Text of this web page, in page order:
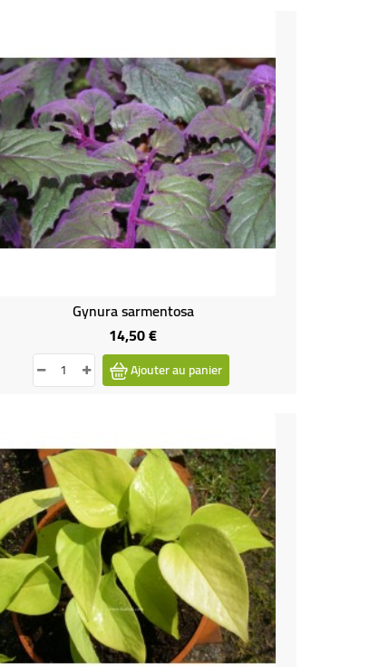
Gynura sarmentosa
14,50 €Prix
Ajouter au panier